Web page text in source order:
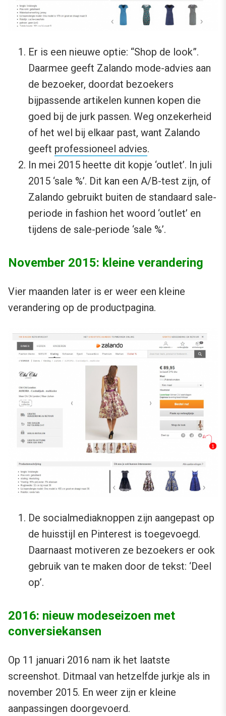
Er is een nieuwe optie: “Shop de look”.
Daarmee geeft Zalando mode-advies aan
de bezoeker, doordat bezoekers
bijpassende artikelen kunnen kopen die
goed bij de jurk passen. Weg onzekerheid
of het wel bij elkaar past, want Zalando
geeft professioneel advies.
In mei 2015 heette dit kopje ‘outlet’. In juli
2015 ‘sale %’. Dit kan een A/B-test zijn, of
Zalando gebruikt buiten de standaard sale-
periode in fashion het woord ‘outlet’ en
tijdens de sale-periode ‘sale %’.
November 2015: kleine verandering
Vier maanden later is er weer een kleine
verandering op de productpagina.
De socialmediaknoppen zijn aangepast op
de huisstijl en Pinterest is toegevoegd.
Daarnaast motiveren ze bezoekers er ook
gebruik van te maken door de tekst: ‘Deel
op’.
2016: nieuw modeseizoen met
conversiekansen
Op 11 januari 2016 nam ik het laatste
screenshot. Ditmaal van hetzelfde jurkje als in
november 2015. En weer zijn er kleine
aanpassingen doorgevoerd.